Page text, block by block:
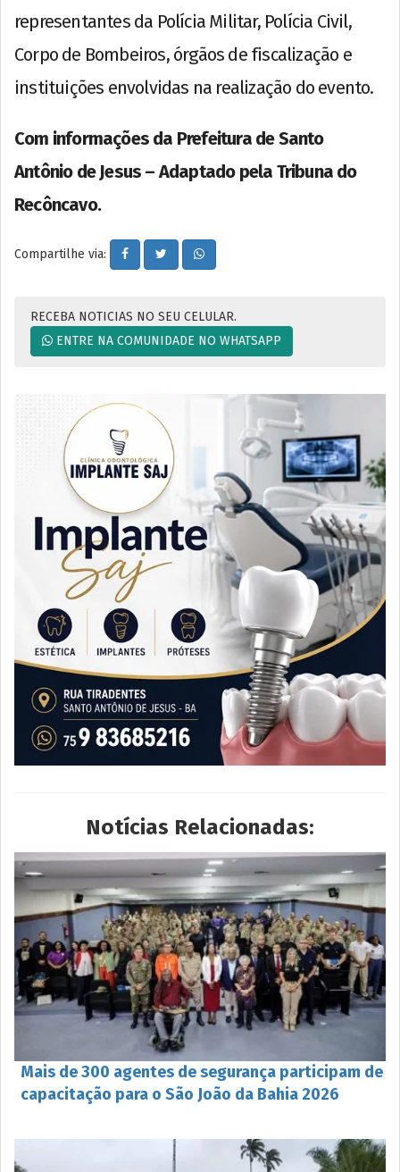
representantes da Polícia Militar, Polícia Civil,
Corpo de Bombeiros, órgãos de fiscalização e
instituições envolvidas na realização do evento.
Com informações da Prefeitura de Santo
Antônio de Jesus – Adaptado pela Tribuna do
Recôncavo.
Compartilhe via:
RECEBA NOTICIAS NO SEU CELULAR.
ENTRE NA COMUNIDADE NO WHATSAPP
Notícias Relacionadas:
Mais de 300 agentes de segurança participam de
capacitação para o São João da Bahia 2026